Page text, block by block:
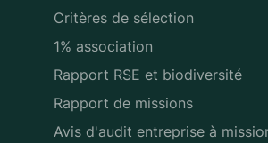
Critères de sélection
1% association
Rapport RSE et biodiversité
Rapport de missions
Avis d'audit entreprise à